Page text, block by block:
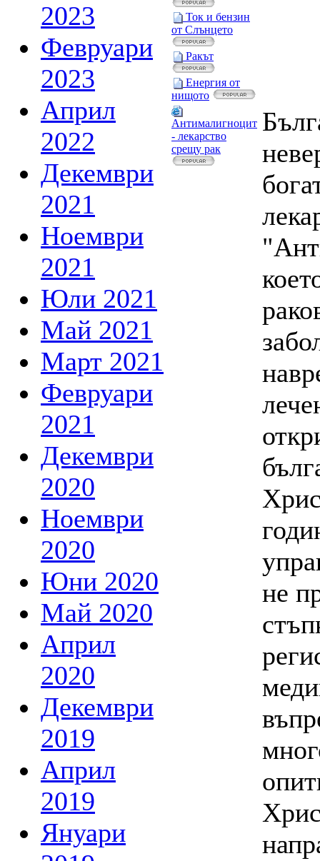
2023
Февруари
2023
Април
2022
Декември
2021
Ноември
2021
Юли 2021
Май 2021
Март 2021
Февруари
2021
Декември
2020
Ноември
2020
Юни 2020
Май 2020
Април
2020
Декември
2019
Април
2019
Януари
Ток и бензин
от Слънцето
Ракът
Енергия от
нищото
Антималигноцит
- лекарство
срещу рак
не